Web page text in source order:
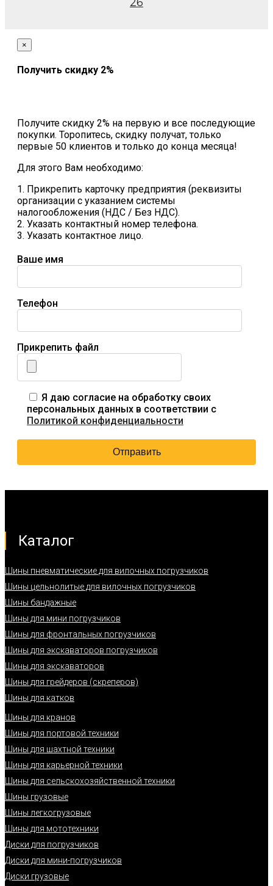
×
Получить скидку 2%
Получите скидку 2% на первую и все последующие
покупки. Торопитесь, скидку получат, только
первые 50 клиентов и только до конца месяца!
Для этого Вам необходимо:
1. Прикрепить карточку предприятия (реквизиты
организации с указанием системы
налогообложения (НДС / Без НДС).
2. Указать контактный номер телефона.
3. Указать контактное лицо.
Ваше имя
Телефон
Прикрепить файл
Я даю согласие на обработку своих
персональных данных в соответствии с
Политикой конфиденциальности
Каталог
Шины пневматические для вилочных погрузчиков
Шины цельнолитые для вилочных погрузчиков
Шины бандажные
Шины для мини погрузчиков
Шины для фронтальных погрузчиков
Шины для экскаваторов погрузчиков
Шины для экскаваторов
Шины для грейдеров (скреперов)
Шины для катков
Шины для кранов
Шины для портовой техники
Шины для шахтной техники
Шины для карьерной техники
Шины для сельскохозяйственной техники
Шины грузовые
Шины легкогрузовые
Шины для мототехники
Диски для погрузчиков
Диски для мини-погрузчиков
Диски грузовые